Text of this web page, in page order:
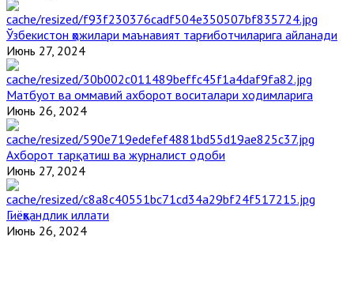
Ўзбекистон ҳожилари маънавият тарғиботчиларига айланади
Июнь 27, 2024
Матбуот ва оммавий ахборот воситалари ходимларига
Июнь 26, 2024
Ахборот тарқатиш ва журналист одоби
Июнь 27, 2024
Гиёҳвандлик иллати
Июнь 26, 2024